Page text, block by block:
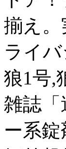
揃え
ライ
狼1号,
雑誌
ー系